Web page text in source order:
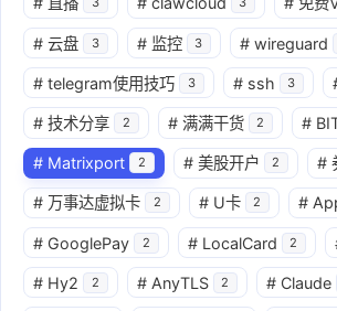
# 云盘 3 # 监控 3 # wireguard
# telegram使用技巧 3 # ssh 3
# 技术分享 2 # 满满干货 2 #
# Matrixport 2 # 美股开户 2 #
# 万事达虚拟卡 2 # U卡 2 #
# GooglePay 2 # LocalCard 2
# Hy2 2 # AnyTLS 2 # Claude